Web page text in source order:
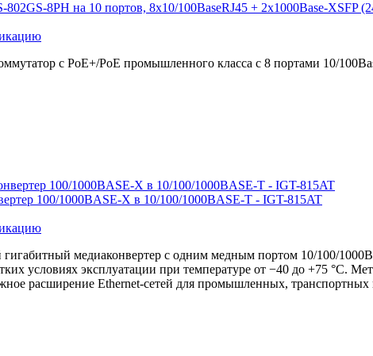
8PH на 10 портов, 8x10/100BaseRJ45 + 2x1000Base-XSFP
с PoE+/PoE промышленного класса с 8 портами 10/
100/1000BASE-X в 10/100/1000BASE-T - IGT-815AT
медиаконвертер с одним медным портом 10/100/
условиях эксплуатации при температуре от −40 до +75 °C.
расширение Ethernet-сетей для промышленных,